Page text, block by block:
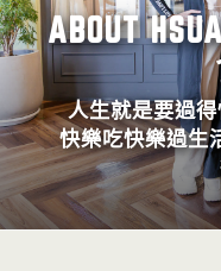
ABOUT
人生就是要過
快樂吃快樂過生